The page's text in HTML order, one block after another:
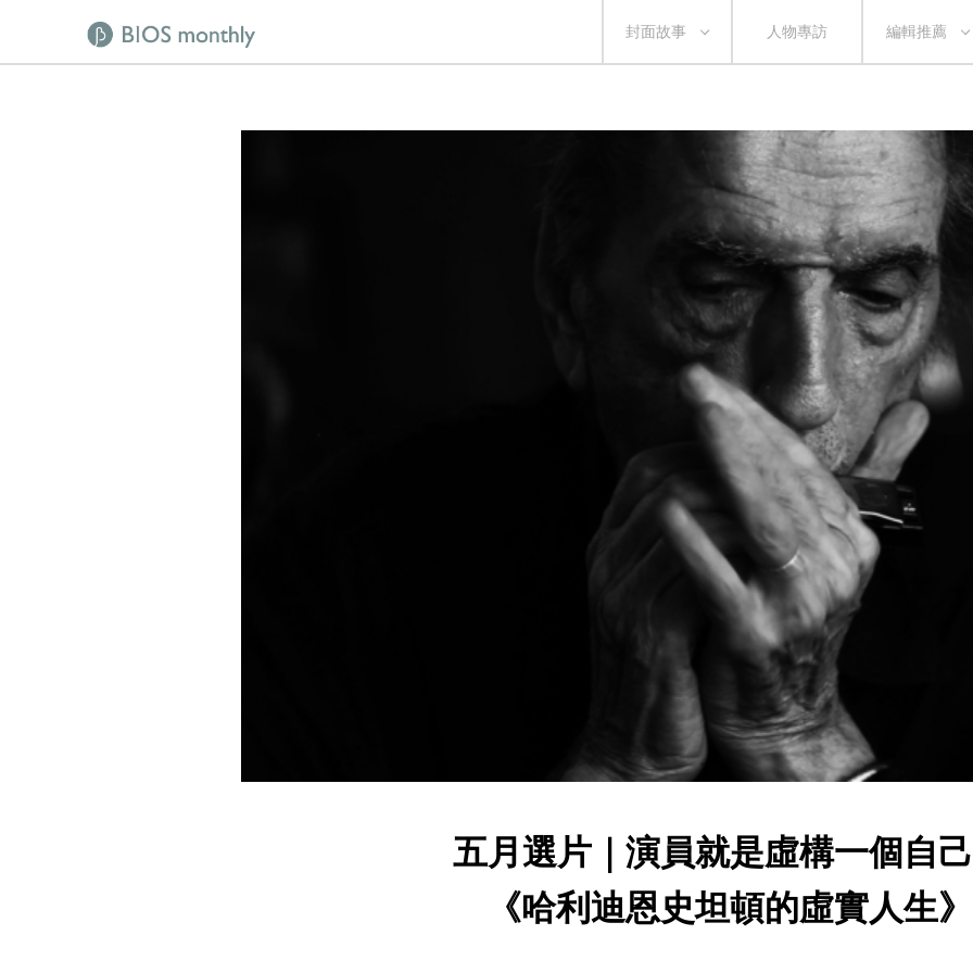
封面故事 人物專訪 編輯推薦
五月選片｜演員就是虛構一個自
《哈利迪恩史坦頓的虛實人生》